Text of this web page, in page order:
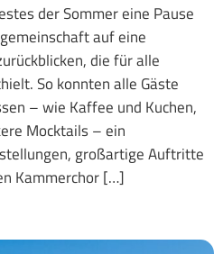
der Sommer eine Pause
auf eine
die für alle
So konnten alle Gäste
– wie Kaffee und Kuchen,
Mocktails – ein
großartige Auftritte
Kammerchor […]